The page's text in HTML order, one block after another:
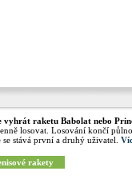
vyhrát raketu Babolat nebo
losovat. Losování končí
stává první a druhý uživatel.
rakety